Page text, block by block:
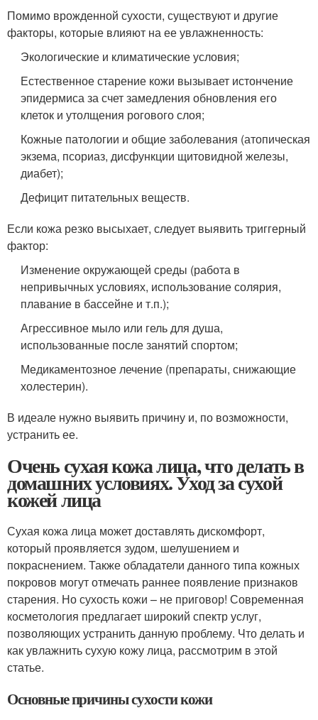
Помимо врожденной сухости, существуют и другие
факторы, которые влияют на ее увлажненность:
Экологические и климатические условия;
Естественное старение кожи вызывает истончение
эпидермиса за счет замедления обновления его
клеток и утолщения рогового слоя;
Кожные патологии и общие заболевания (атопическая
экзема, псориаз, дисфункции щитовидной железы,
диабет);
Дефицит питательных веществ.
Если кожа резко высыхает, следует выявить триггерный
фактор:
Изменение окружающей среды (работа в
непривычных условиях, использование солярия,
плавание в бассейне и т.п.);
Агрессивное мыло или гель для душа,
использованные после занятий спортом;
Медикаментозное лечение (препараты, снижающие
холестерин).
В идеале нужно выявить причину и, по возможности,
устранить ее.
Очень сухая кожа лица, что делать в
домашних условиях. Уход за сухой
кожей лица
Сухая кожа лица может доставлять дискомфорт,
который проявляется зудом, шелушением и
покраснением. Также обладатели данного типа кожных
покровов могут отмечать раннее появление признаков
старения. Но сухость кожи – не приговор! Современная
косметология предлагает широкий спектр услуг,
позволяющих устранить данную проблему. Что делать и
как увлажнить сухую кожу лица, рассмотрим в этой
статье.
Основные причины сухости кожи